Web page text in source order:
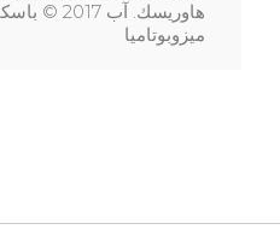
هاوريسك. آب
ميزوبوتاميا